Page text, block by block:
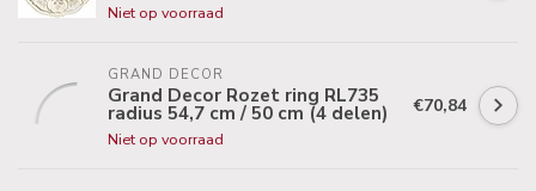
Niet op voorraad
GRAND DECOR
Grand Decor Rozet ring RL735
radius 54,7 cm / 50 cm (4 delen)
Niet op voorraad
€70,84